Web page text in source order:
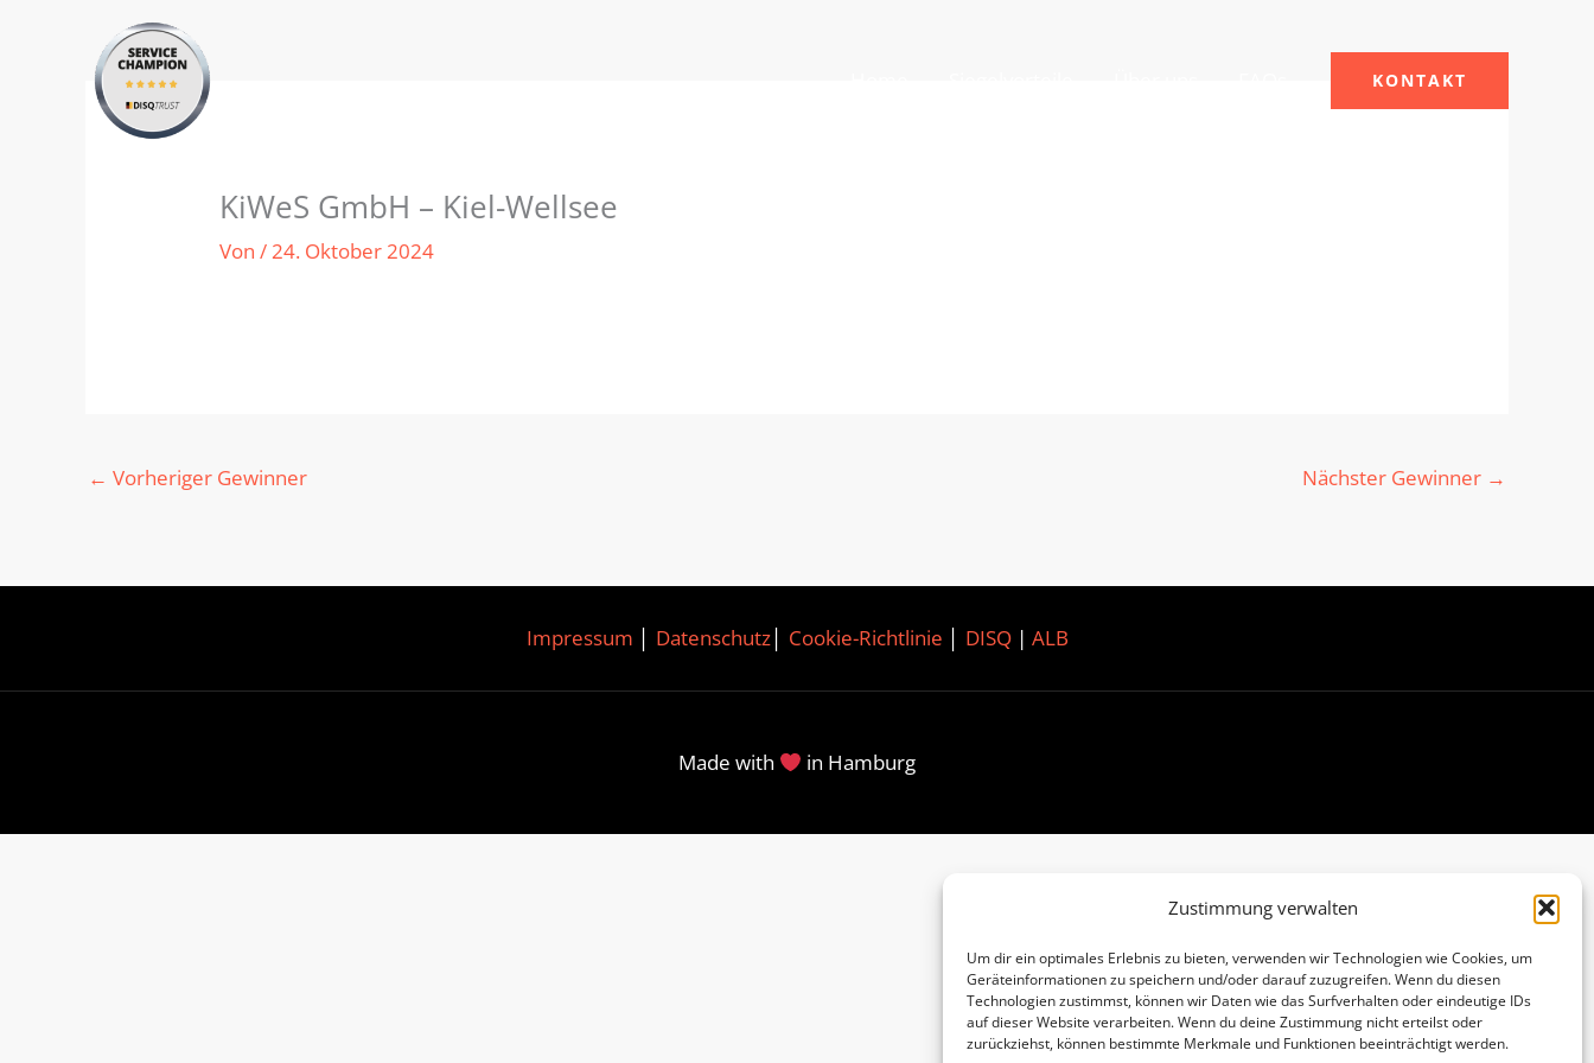
Zustimmung verwalten
Um dir ein optimales Erlebnis zu bieten, verwenden wir Technologien wie Cookies, um
Geräteinformationen zu speichern und/oder darauf zuzugreifen. Wenn du diesen
Technologien zustimmst, können wir Daten wie das Surfverhalten oder eindeutige IDs
auf dieser Website verarbeiten. Wenn du deine Zustimmung nicht erteilst oder
zurückziehst, können bestimmte Merkmale und Funktionen beeinträchtigt werden.
KONTAKT
KiWeS GmbH – Kiel-Wellsee
Von/24. Oktober 2024
← Vorheriger Gewinner Nächster Gewinner →
Impressum Datenschutz│ Cookie-Richtlinie DISQ| ALB
Made with in Hamburg